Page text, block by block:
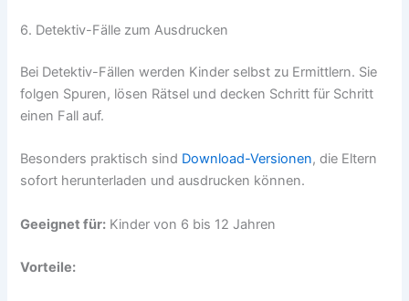
6. Detektiv-Fälle zum Ausdrucken
Bei Detektiv-Fällen werden Kinder selbst zu Ermittlern. Sie
folgen Spuren, lösen Rätsel und decken Schritt für Schritt
einen Fall auf.
Besonders praktisch sind Download-Versionen, die Eltern
sofort herunterladen und ausdrucken können.
Geeignet für: Kinder von 6 bis 12 Jahren
Vorteile: